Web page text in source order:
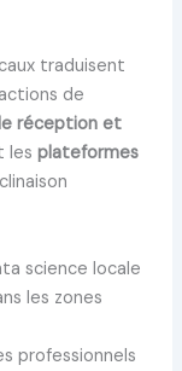
traduisent
de
réception et
les plateformes
science locale
les zones
professionnels